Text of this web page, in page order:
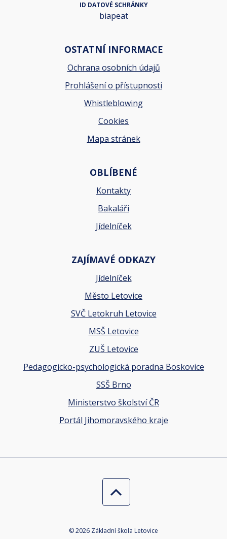
ID DATOVÉ SCHRÁNKY
biapeat
OSTATNÍ INFORMACE
Ochrana osobních údajů
Prohlášení o přístupnosti
Whistleblowing
Cookies
Mapa stránek
OBLÍBENÉ
Kontakty
Bakaláři
Jídelníček
ZAJÍMAVÉ ODKAZY
Jídelníček
Město Letovice
SVČ Letokruh Letovice
MSŠ Letovice
ZUŠ Letovice
Pedagogicko-psychologická poradna Boskovice
SSŠ Brno
Ministerstvo školství ČR
Portál Jihomoravského kraje
© 2026 Základní škola Letovice